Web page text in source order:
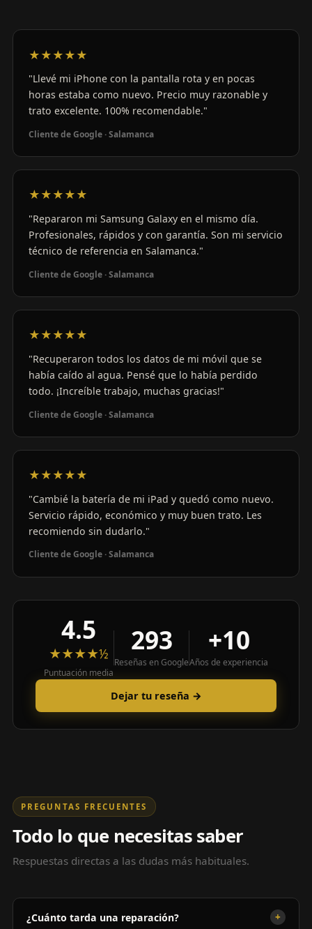
★★★★★
"Llevé mi iPhone con la pantalla rota y en pocas
horas estaba como nuevo. Precio muy razonable y
trato excelente. 100% recomendable."
Cliente de Google · Salamanca
★★★★★
"Repararon mi Samsung Galaxy en el mismo día.
Profesionales, rápidos y con garantía. Son mi servicio
técnico de referencia en Salamanca."
Cliente de Google · Salamanca
★★★★★
"Recuperaron todos los datos de mi móvil que se
había caído al agua. Pensé que lo había perdido
todo. ¡Increíble trabajo, muchas gracias!"
Cliente de Google · Salamanca
★★★★★
"Cambié la batería de mi iPad y quedó como nuevo.
Servicio rápido, económico y muy buen trato. Les
recomiendo sin dudarlo."
Cliente de Google · Salamanca
4.5
★★★★½
Puntuación media
293
Reseñas en Google
+10
Años de experiencia
Dejar tu reseña →
PREGUNTAS FRECUENTES
Todo lo que necesitas saber
Respuestas directas a las dudas más habituales.
¿Cuánto tarda una reparación? +